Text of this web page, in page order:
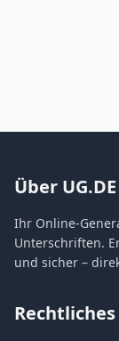
Über UG.DE
Ihr Online-
Unterschriften.
und sicher –
Rechtliches